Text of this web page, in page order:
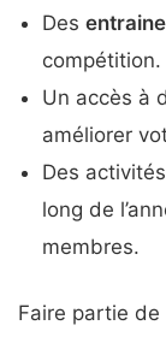
Des
compétition.
Un accès à
améliorer
Des
long de
membres.
Faire partie de